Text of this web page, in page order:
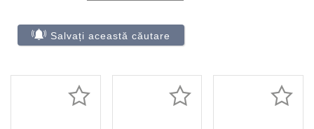
Salvați această căutare